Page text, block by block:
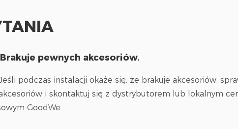
pewnych akcesoriów.
podczas instalacji okaże się, że brakuje akcesoriów,
i skontaktuj się z dystrybutorem lub lokalnym
GoodWe.